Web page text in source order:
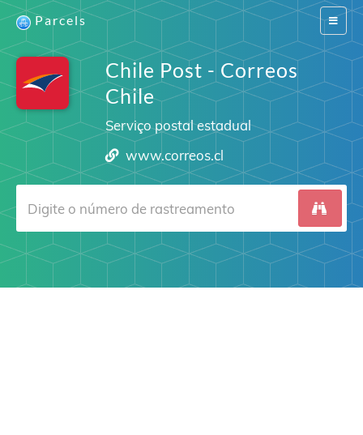
Switch
Parcels
Chile Post - Correos
Chile
Serviço postal estadual
www.correos.cl